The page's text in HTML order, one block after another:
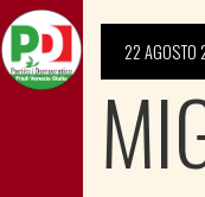
22 AGOSTO